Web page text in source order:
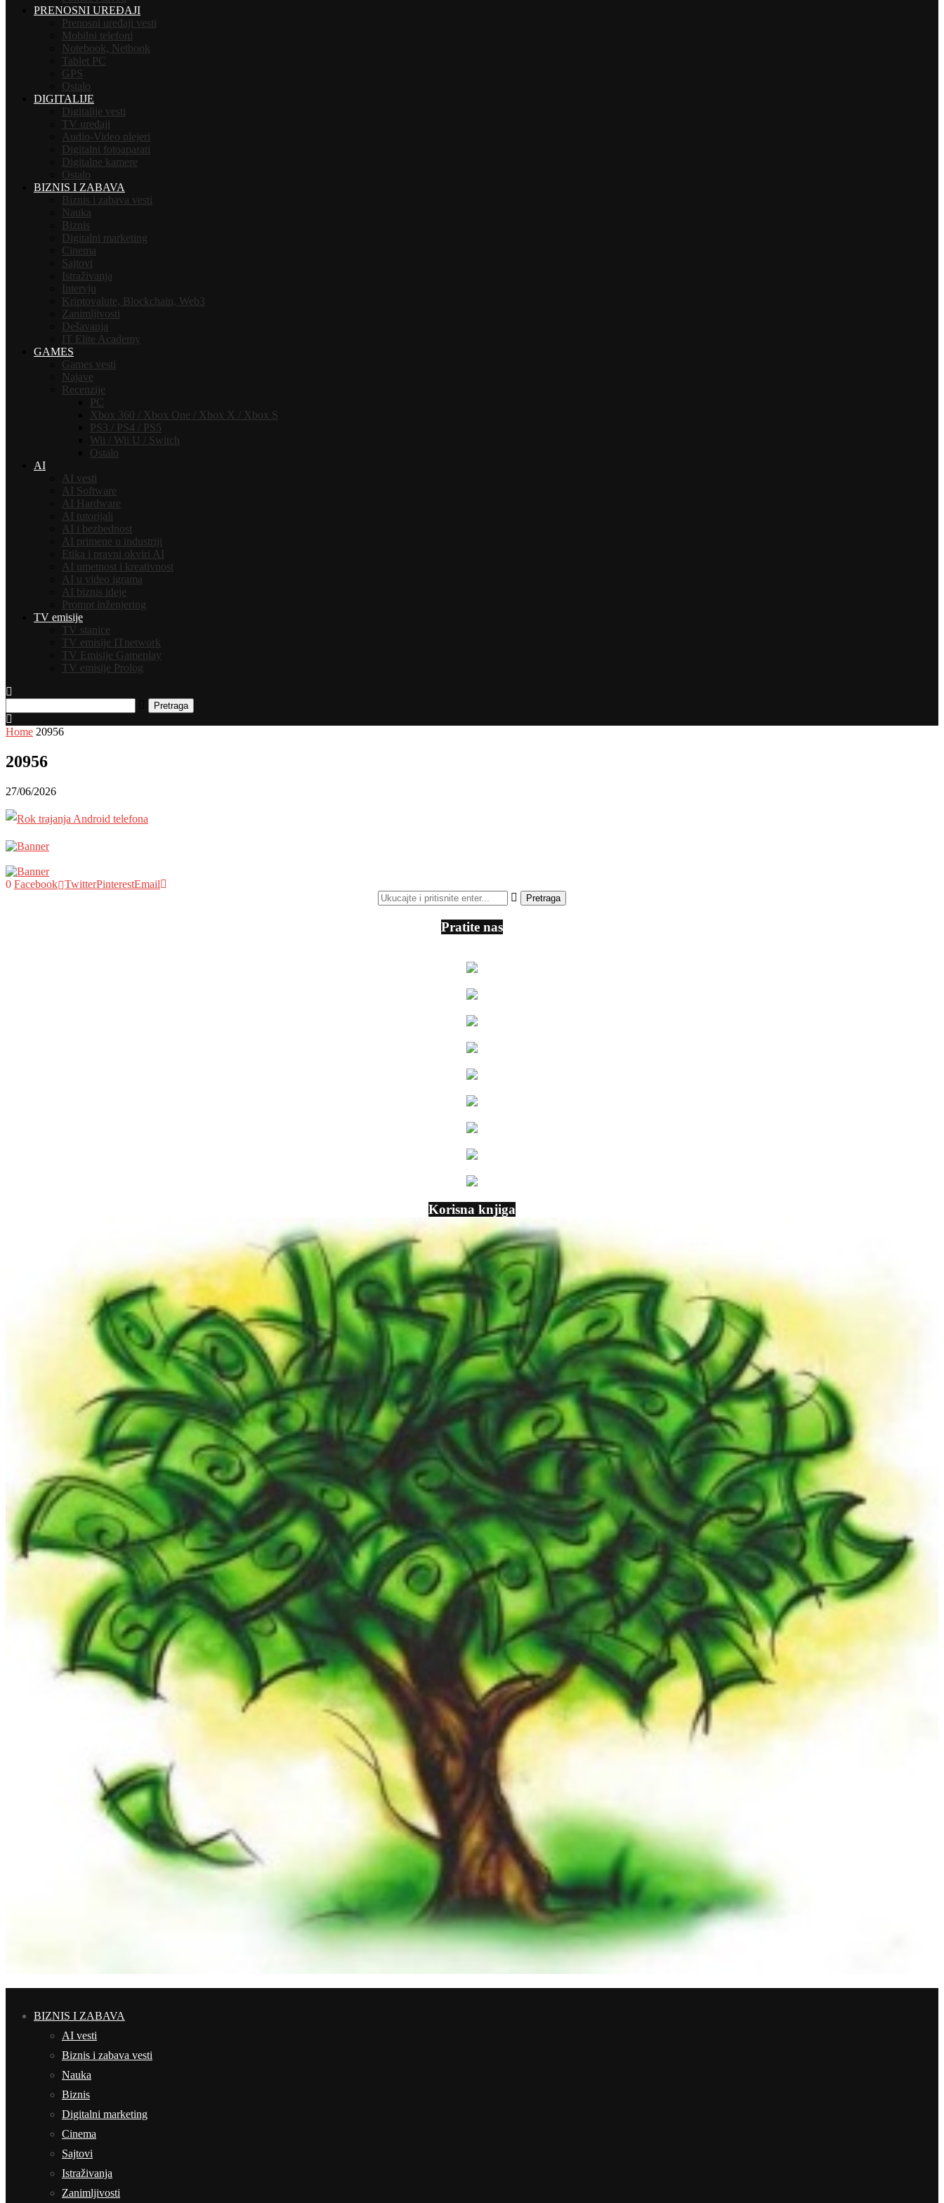
PRENOSNI UREĐAJI
Prenosni uređaji vesti
Mobilni telefoni
Notebook, Netbook
Tablet PC
GPS
Ostalo
DIGITALIJE
Digitalije vesti
TV uređaji
Audio-Video plejeri
Digitalni fotoaparati
Digitalne kamere
Ostalo
BIZNIS I ZABAVA
Biznis i zabava vesti
Nauka
Biznis
Digitalni marketing
Cinema
Sajtovi
Istraživanja
Intervju
Kriptovalute, Blockchain, Web3
Zanimljivosti
Dešavanja
IT Elite Academy
GAMES
Games vesti
Najave
Recenzije
PC
Xbox 360 / Xbox One / Xbox X / Xbox S
PS3 / PS4 / PS5
Wii / Wii U / Switch
Ostalo
AI
AI vesti
AI Software
AI Hardware
AI tutorijali
AI i bezbednost
AI primene u industriji
Etika i pravni okviri AI
AI umetnost i kreativnost
AI u video igrama
AI biznis ideje
Prompt inženjering
TV emisije
TV stanice
TV emisije ITnetwork
TV Emisije Gameplay
TV emisije Prolog
Pretraga
Home 20956
20956
27/06/2026
0 Facebook TwitterPinterestEmail
Pratite nas
Korisna knjiga
BIZNIS I ZABAVA
AI vesti
Biznis i zabava vesti
Nauka
Biznis
Digitalni marketing
Cinema
Sajtovi
Istraživanja
Zanimljivosti